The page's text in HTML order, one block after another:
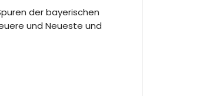
der bayerischen
und Neueste und